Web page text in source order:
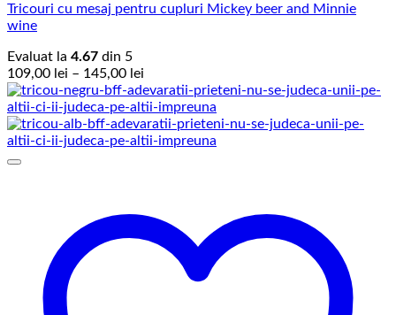
Tricouri cu mesaj pentru cupluri Mickey beer and Minnie
wine
Evaluat la 4.67 din 5
109,00 lei – 145,00 lei
de
prețuri:
109,00 lei
până